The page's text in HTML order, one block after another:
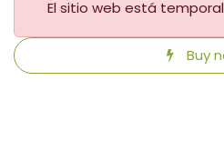
El sitio web está
Buy